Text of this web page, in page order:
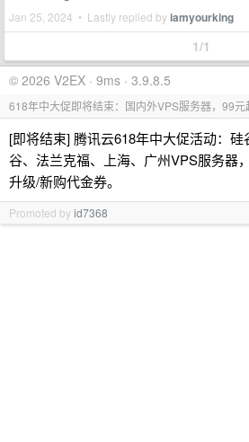
Jan 25, 2024 • Lastly replied byiamyourking
1/1
© 2026 V2EX · 9ms · 3.9.8.5
618年中大促即将结束：国内外VPS服务器，99
[即将结束] 腾讯云618年中大促活动：
谷、法兰克福、上海、广州VPS服务器
升级/新购代金券。
Promoted byid7368